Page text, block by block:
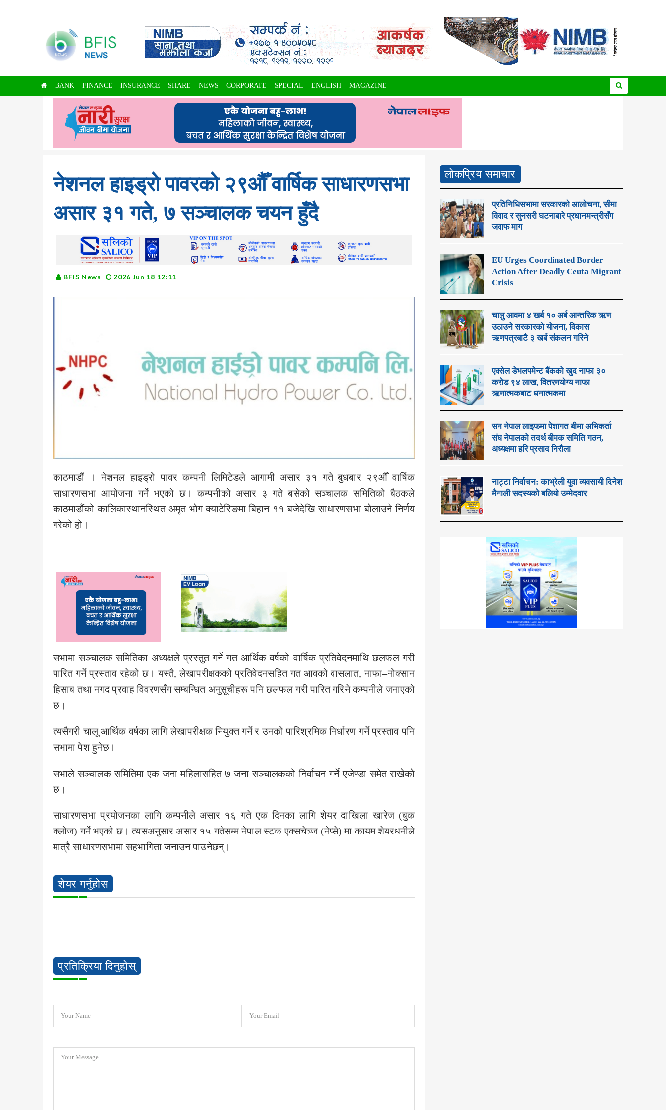
BANK FINANCE INSURANCE SHARE NEWS CORPORATE SPECIAL ENGLISH MAGAZINE
नेशनल हाइड्रो पावरको २९औँ वार्षिक साधारणसभा
असार ३१ गते, ७ सञ्चालक चयन हुँदै
BFIS News 2026 Jun 18 12:11
काठमाडौं । नेशनल हाइड्रो पावर कम्पनी लिमिटेडले आगामी असार ३१ गते बुधबार २९औँ वार्षिक
साधारणसभा आयोजना गर्ने भएको छ। कम्पनीको असार ३ गते बसेको सञ्चालक समितिको बैठकले
काठमाडौंको कालिकास्थानस्थित अमृत भोग क्याटेरिङमा बिहान ११ बजेदेखि साधारणसभा बोलाउने निर्णय
गरेको हो।
सभामा सञ्चालक समितिका अध्यक्षले प्रस्तुत गर्ने गत आर्थिक वर्षको वार्षिक प्रतिवेदनमाथि छलफल गरी
पारित गर्ने प्रस्ताव रहेको छ। यस्तै, लेखापरीक्षकको प्रतिवेदनसहित गत आवको वासलात, नाफा–नोक्सान
हिसाब तथा नगद प्रवाह विवरणसँग सम्बन्धित अनुसूचीहरू पनि छलफल गरी पारित गरिने कम्पनीले जनाएको
छ।
त्यसैगरी चालू आर्थिक वर्षका लागि लेखापरीक्षक नियुक्त गर्ने र उनको पारिश्रमिक निर्धारण गर्ने प्रस्ताव पनि
सभामा पेश हुनेछ।
सभाले सञ्चालक समितिमा एक जना महिलासहित ७ जना सञ्चालकको निर्वाचन गर्ने एजेण्डा समेत राखेको
छ।
साधारणसभा प्रयोजनका लागि कम्पनीले असार १६ गते एक दिनका लागि शेयर दाखिला खारेज (बुक
क्लोज) गर्ने भएको छ। त्यसअनुसार असार १५ गतेसम्म नेपाल स्टक एक्सचेञ्ज (नेप्से) मा कायम शेयरधनीले
मात्रै साधारणसभामा सहभागिता जनाउन पाउनेछन्।
शेयर गर्नुहोस
प्रतिक्रिया दिनुहोस्
Your Name Your Email
Your Message
लोकप्रिय समाचार
प्रतिनिधिसभामा सरकारको आलोचना, सीमा
विवाद र सुनसरी घटनाबारे प्रधानमन्त्रीसँग
जवाफ माग
EU Urges Coordinated Border
Action After Deadly Ceuta Migrant
Crisis
चालु आवमा ४ खर्ब १० अर्ब आन्तरिक ऋण
उठाउने सरकारको योजना, विकास
ऋणपत्रबाटै ३ खर्ब संकलन गरिने
एक्सेल डेभलपमेन्ट बैंकको खुद नाफा ३०
करोड ९४ लाख, वितरणयोग्य नाफा
ऋणात्मकबाट धनात्मकमा
सन नेपाल लाइफमा पेशागत बीमा अभिकर्ता
संघ नेपालको तदर्थ बीमक समिति गठन,
अध्यक्षमा हरि प्रसाद निरौला
नाट्टा निर्वाचन: काभ्रेली युवा व्यवसायी दिनेश
मैनाली सदस्यको बलियो उम्मेदवार